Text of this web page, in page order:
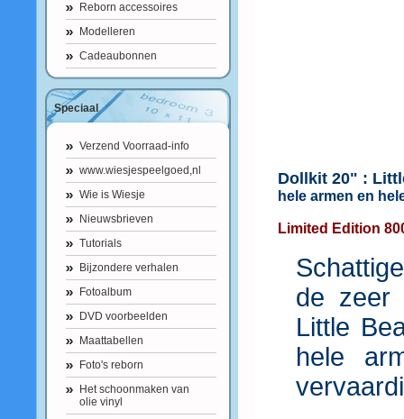
Reborn accessoires
Modelleren
Cadeaubonnen
Speciaal
Verzend Voorraad-info
www.wiesjespeelgoed,nl
Wie is Wiesje
Nieuwsbrieven
Tutorials
Bijzondere verhalen
Fotoalbum
DVD voorbeelden
Maattabellen
Foto's reborn
Het schoonmaken van
olie vinyl
Dollkit 20" :
hele armen en
Limited Edition
de zeer
Little
hele